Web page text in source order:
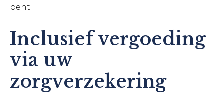
bent.
Inclusief vergoeding
via uw
zorgverzekering